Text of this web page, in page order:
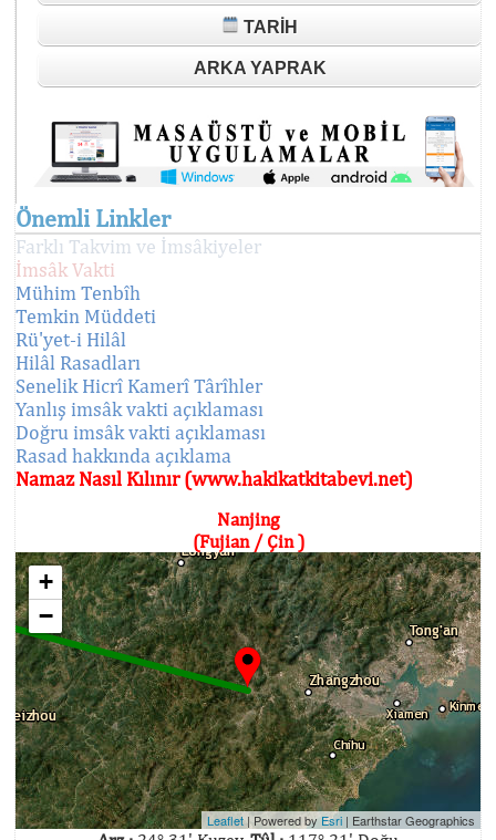
TARIH
ARKA YAPRAK
Önemli Linkler
Farklı Takvim ve İmsâkiyeler
İmsâk Vakti
Mühim Tenbîh
Temkin Müddeti
Rü'yet-i Hilâl
Hilâl Rasadları
Senelik Hicrî Kamerî Târîhler
Yanlış imsâk vakti açıklaması
Doğru imsâk vakti açıklaması
Rasad hakkında açıklama
Namaz Nasıl Kılınır (www.hakikatkitabevi.net)
Nanjing
(Fujian / Çin )
+
−
Leaflet| Powered byEsri | Earthstar Geographics